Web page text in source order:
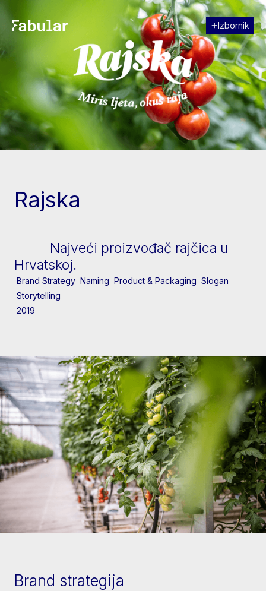
Izbornik
Zatvori
Rajska
Najveći proizvođač rajčica u
Hrvatskoj.
Brand Strategy Naming Product & Packaging Slogan
Storytelling
2019
Brand strategija